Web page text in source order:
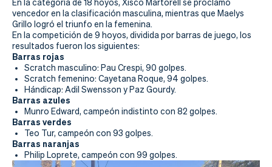
Tienda
En la categoría de 18 hoyos, Xisco Martorell se proclamó
vencedor en la clasificación masculina, mientras que Maelys
Grillo logró el triunfo en la femenina.
En la competición de 9 hoyos, dividida por barras de juego, los
resultados fueron los siguientes:
Barras rojas
Scratch masculino: Pau Crespi, 90 golpes.
Scratch femenino: Cayetana Roque, 94 golpes.
Hándicap: Adil Swensson y Paz Gourdy.
Barras azules
Munro Edward, campeón indistinto con 82 golpes.
Barras verdes
Teo Tur, campeón con 93 golpes.
Barras naranjas
Philip Loprete, campeón con 99 golpes.